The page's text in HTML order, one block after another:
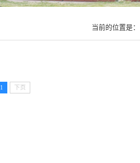
当前的位置是：
1 下页